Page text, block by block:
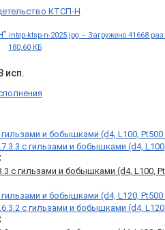
intep-ktsp-n-2025.jpg – Загружено 41668
180,60 КБ
исп.
с гильзами и бобышками (d4, L100,